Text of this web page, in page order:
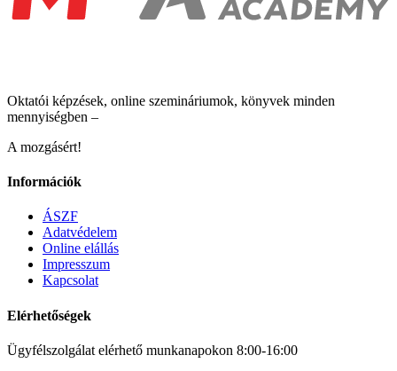
Oktatói képzések, online szemináriumok, könyvek minden
mennyiségben –
A mozgásért!
Információk
ÁSZF
Adatvédelem
Online elállás
Impresszum
Kapcsolat
Elérhetőségek
Ügyfélszolgálat elérhető munkanapokon 8:00-16:00